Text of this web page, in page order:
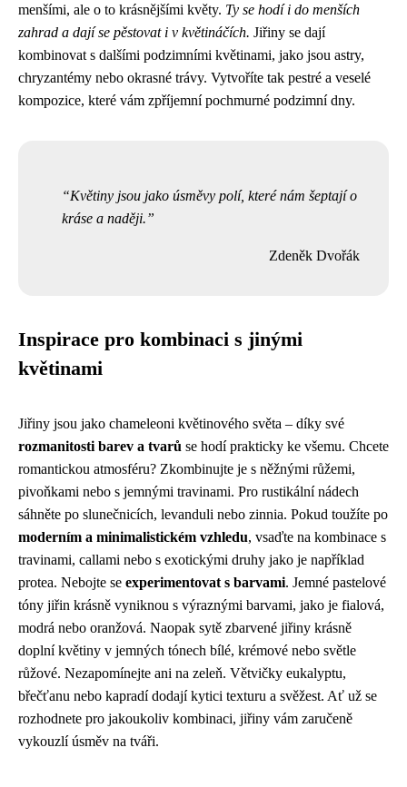
menšími, ale o to krásnějšími květy. Ty se hodí i do menších
zahrad a dají se pěstovat i v květináčích. Jiřiny se dají
kombinovat s dalšími podzimními květinami, jako jsou astry,
chryzantémy nebo okrasné trávy. Vytvoříte tak pestré a veselé
kompozice, které vám zpříjemní pochmurné podzimní dny.
Květiny jsou jako úsměvy polí, které nám šeptají o
kráse a naději.
Zdeněk Dvořák
Inspirace pro kombinaci s jinými
květinami
Jiřiny jsou jako chameleoni květinového světa – díky své
rozmanitosti barev a tvarů se hodí prakticky ke všemu. Chcete
romantickou atmosféru? Zkombinujte je s něžnými růžemi,
pivoňkami nebo s jemnými travinami. Pro rustikální nádech
sáhněte po slunečnicích, levanduli nebo zinnia. Pokud toužíte po
moderním a minimalistickém vzhledu, vsaďte na kombinace s
travinami, callami nebo s exotickými druhy jako je například
protea. Nebojte se experimentovat s barvami. Jemné pastelové
tóny jiřin krásně vyniknou s výraznými barvami, jako je fialová,
modrá nebo oranžová. Naopak sytě zbarvené jiřiny krásně
doplní květiny v jemných tónech bílé, krémové nebo světle
růžové. Nezapomínejte ani na zeleň. Větvičky eukalyptu,
břečťanu nebo kapradí dodají kytici texturu a svěžest. Ať už se
rozhodnete pro jakoukoliv kombinaci, jiřiny vám zaručeně
vykouzlí úsměv na tváři.